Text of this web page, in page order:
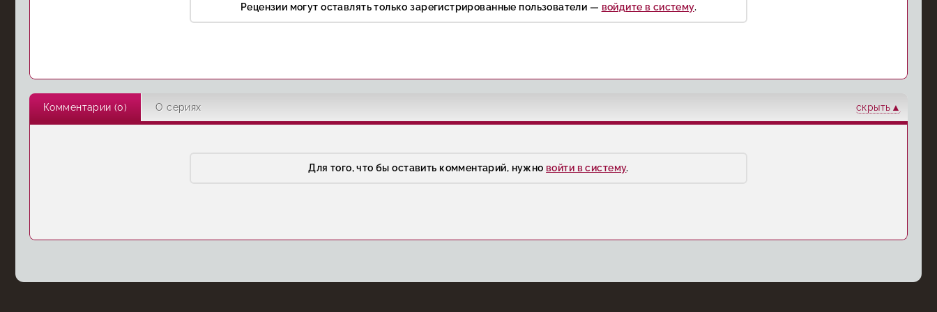
Рецензии могут оставлять только зарегистрированные пользователи — войдите в систему.
Комментарии (0) О сериях скрыть
Для того, что бы оставить комментарий, нужно войти в систему.